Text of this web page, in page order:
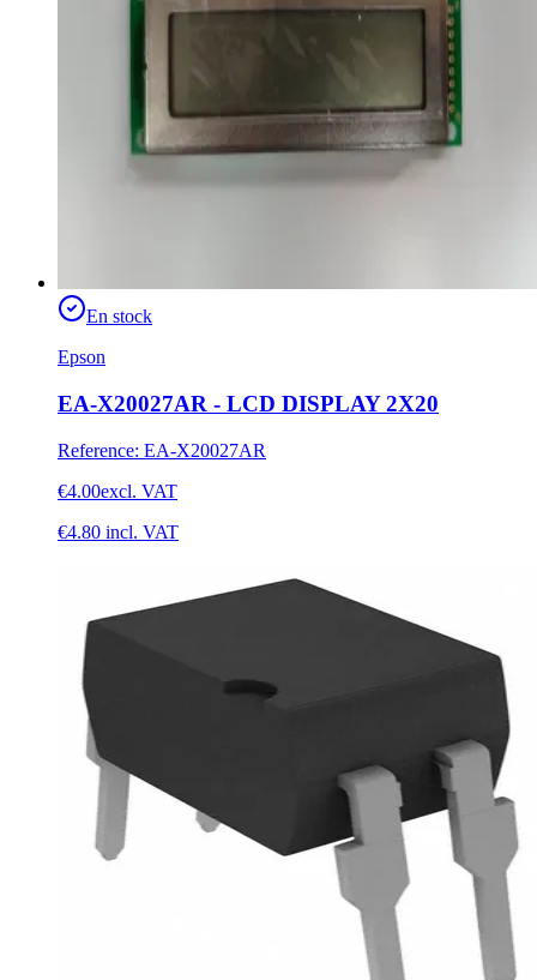
En stock
Epson
EA-X20027AR - LCD DISPLAY 2X20
Reference: EA-X20027AR
€4.00excl. VAT
€4.80 incl. VAT